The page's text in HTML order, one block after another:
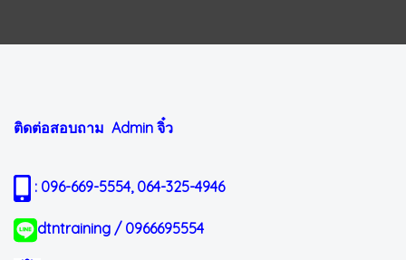
ติดต่อสอบถาม Admin จิ๋ว
: 096-669-5554, 064-325-4946
dtntraining / 0966695554